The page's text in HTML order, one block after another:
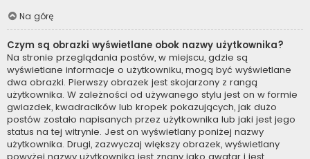
Na górę
Czym są obrazki wyświetlane obok nazwy użytkownika?
Na stronie przeglądania postów, w miejscu, gdzie są
wyświetlane informacje o użytkowniku, mogą być wyświetlane
dwa obrazki. Pierwszy obrazek jest skojarzony z rangą
użytkownika. W zależności od używanego stylu jest on w formie
gwiazdek, kwadracików lub kropek pokazujących, jak dużo
postów zostało napisanych przez użytkownika lub jaki jest jego
status na tej witrynie. Jest on wyświetlany poniżej nazwy
użytkownika. Drugi, zazwyczaj większy obrazek, wyświetlany